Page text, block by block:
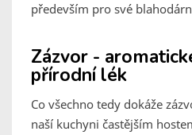
především pro své
Zázvor -
přírodní lék
Co všechno tedy dokáže
naší kuchyni častějším